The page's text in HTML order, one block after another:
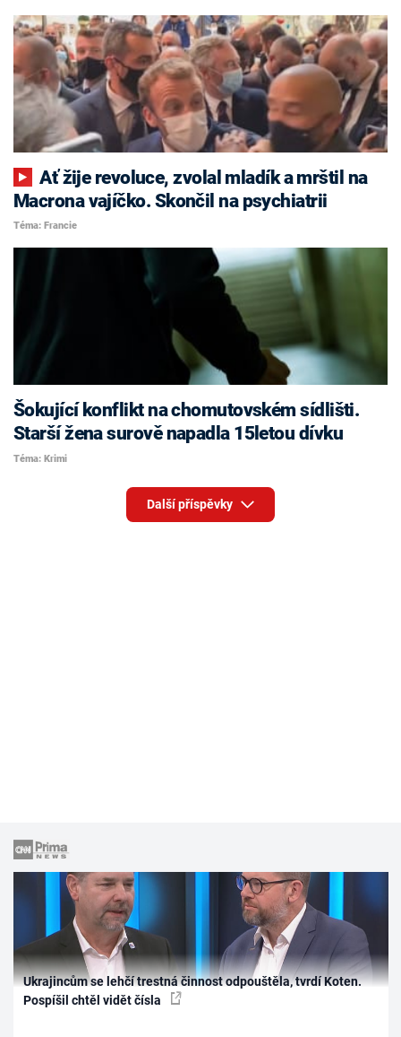
Ať žije revoluce, zvolal mladík a mrštil na
Macrona vajíčko. Skončil na psychiatrii
Téma: Francie
Šokující konflikt na chomutovském sídlišti.
Starší žena surově napadla 15letou dívku
Téma: Krimi
Další příspěvky
Ukrajincům se lehčí trestná činnost odpouštěla, tvrdí Koten.
Pospíšil chtěl vidět čísla